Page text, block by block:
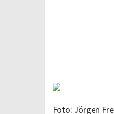
Foto: Jörgen